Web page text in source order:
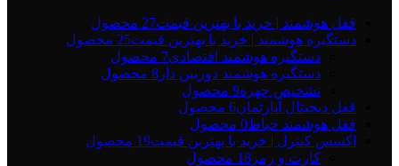
قفل هوشمند | خرید با بهترین قیمت27 محصول
دستگیره هوشمند | خرید با بهترین قیمت25 محصول
دستگیره هوشمند اقتصادی7 محصول
دستگیره هوشمند دوربین دار 8 محصول
تشخیص چهره9 محصول
قفل دیجیتال آپارتمان6 محصول
قفل هوشمند حیاط0 محصول
اکسس کنترل | خرید با بهترین قیمت19 محصول
کارت و رمز 18 محصول